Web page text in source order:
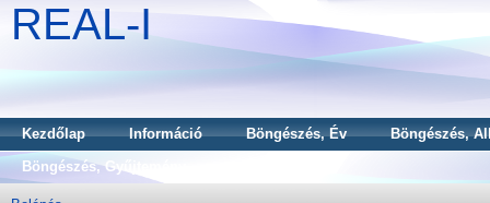
REAL-I
Kezdőlap Információ Böngészés, Év
Böngészés,
Böngészés, Gyűjtemény